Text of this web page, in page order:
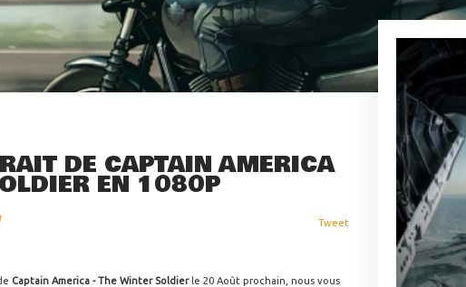
DE CAPTAIN AMERICA
EN 1080P
Tweet
Captain America - The Winter Soldier le 20 Août prochain, nous vous